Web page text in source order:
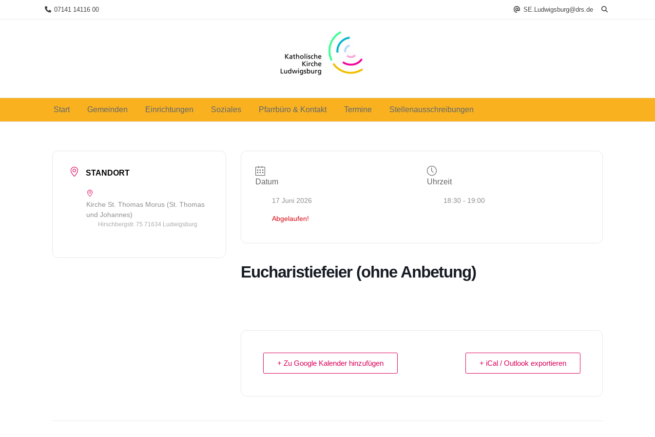
07141 14116 00 SE.Ludwigsburg@drs.de
Start Gemeinden Einrichtungen Soziales Pfarrbüro & Kontakt Termine Stellenausschreibungen
STANDORT
Kirche St. Thomas Morus (St. Thomas
und Johannes)
Hirschbergstr. 75 71634 Ludwigsburg
Datum
17 Juni 2026
Abgelaufen!
Uhrzeit
18:30 - 19:00
Eucharistiefeier (ohne Anbetung)
+ Zu Google Kalender hinzufügen + iCal / Outlook exportieren